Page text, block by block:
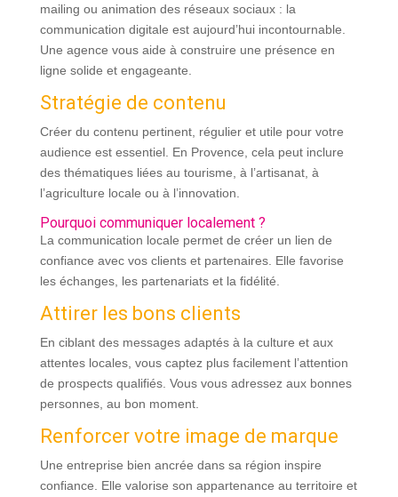
mailing ou animation des réseaux sociaux : la
communication digitale est aujourd’hui incontournable.
Une agence vous aide à construire une présence en
ligne solide et engageante.
Stratégie de contenu
Créer du contenu pertinent, régulier et utile pour votre
audience est essentiel. En Provence, cela peut inclure
des thématiques liées au tourisme, à l’artisanat, à
l’agriculture locale ou à l’innovation.
Pourquoi communiquer localement ?
La communication locale permet de créer un lien de
confiance avec vos clients et partenaires. Elle favorise
les échanges, les partenariats et la fidélité.
Attirer les bons clients
En ciblant des messages adaptés à la culture et aux
attentes locales, vous captez plus facilement l’attention
de prospects qualifiés. Vous vous adressez aux bonnes
personnes, au bon moment.
Renforcer votre image de marque
Une entreprise bien ancrée dans sa région inspire
confiance. Elle valorise son appartenance au territoire et